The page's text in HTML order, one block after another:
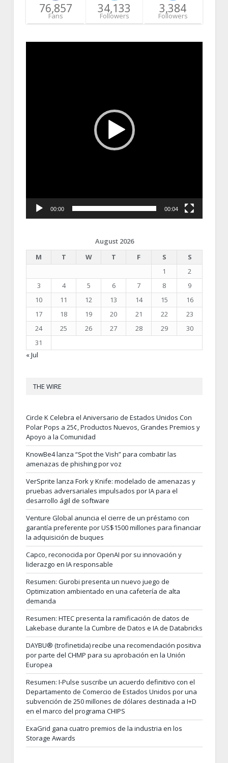
76,857
Fans
34,133
Followers
3,384
Followers
00:00 00:04
August 2026
M
T W T F S
S
1
2
3
4 5 6 7 8
9
10
11 12 13 14 15
16
17
18 19 20 21 22
23
24
25 26 27 28 29
30
31
« Jul
THE WIRE
Circle K Celebra el Aniversario de Estados Unidos Con
Polar Pops a 25¢, Productos Nuevos, Grandes Premios y
Apoyo a la Comunidad
KnowBe4 lanza “Spot the Vish” para combatir las
amenazas de phishing por voz
VerSprite lanza Fork y Knife: modelado de amenazas y
pruebas adversariales impulsados por IA para el
desarrollo ágil de software
Venture Global anuncia el cierre de un préstamo con
garantía preferente por US$1500 millones para financiar
la adquisición de buques
Capco, reconocida por OpenAI por su innovación y
liderazgo en IA responsable
Resumen: Gurobi presenta un nuevo juego de
Optimization ambientado en una cafetería de alta
demanda
Resumen: HTEC presenta la ramificación de datos de
Lakebase durante la Cumbre de Datos e IA de Databricks
DAYBU® (trofinetida) recibe una recomendación positiva
por parte del CHMP para su aprobación en la Unión
Europea
Resumen: I-Pulse suscribe un acuerdo definitivo con el
Departamento de Comercio de Estados Unidos por una
subvención de 250 millones de dólares destinada a I+D
en el marco del programa CHIPS
ExaGrid gana cuatro premios de la industria en los
Storage Awards